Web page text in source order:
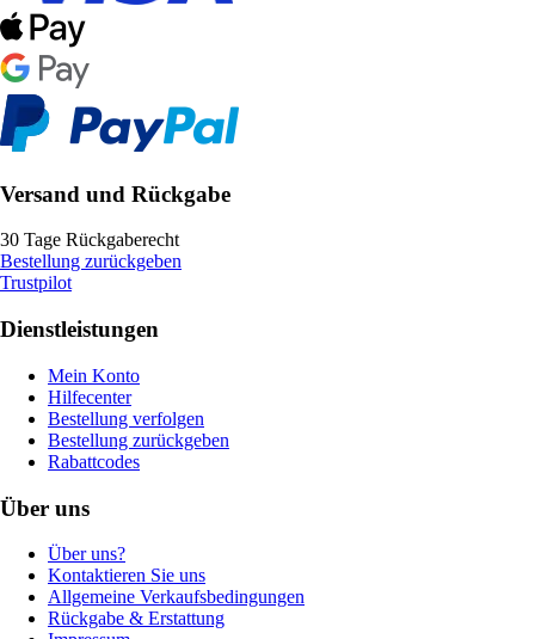
Versand und Rückgabe
30 Tage Rückgaberecht
Bestellung zurückgeben
Trustpilot
Dienstleistungen
Mein Konto
Hilfecenter
Bestellung verfolgen
Bestellung zurückgeben
Rabattcodes
Über uns
Über uns?
Kontaktieren Sie uns
Allgemeine Verkaufsbedingungen
Rückgabe & Erstattung